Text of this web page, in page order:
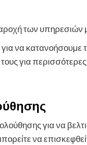
των υπηρεσιών
να κατανοήσουμε
για
για να
να